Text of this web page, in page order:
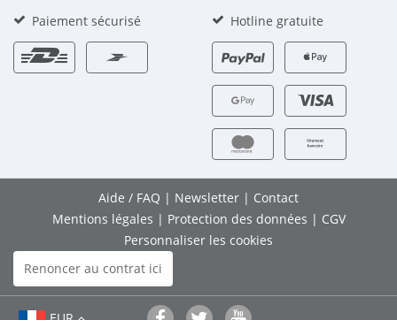
Paiement sécurisé Hotline gratuite
Aide / FAQ | Newsletter | Contact
Mentions légales | Protection des données | CGV
Personnaliser les cookies
Renoncer au contrat ici